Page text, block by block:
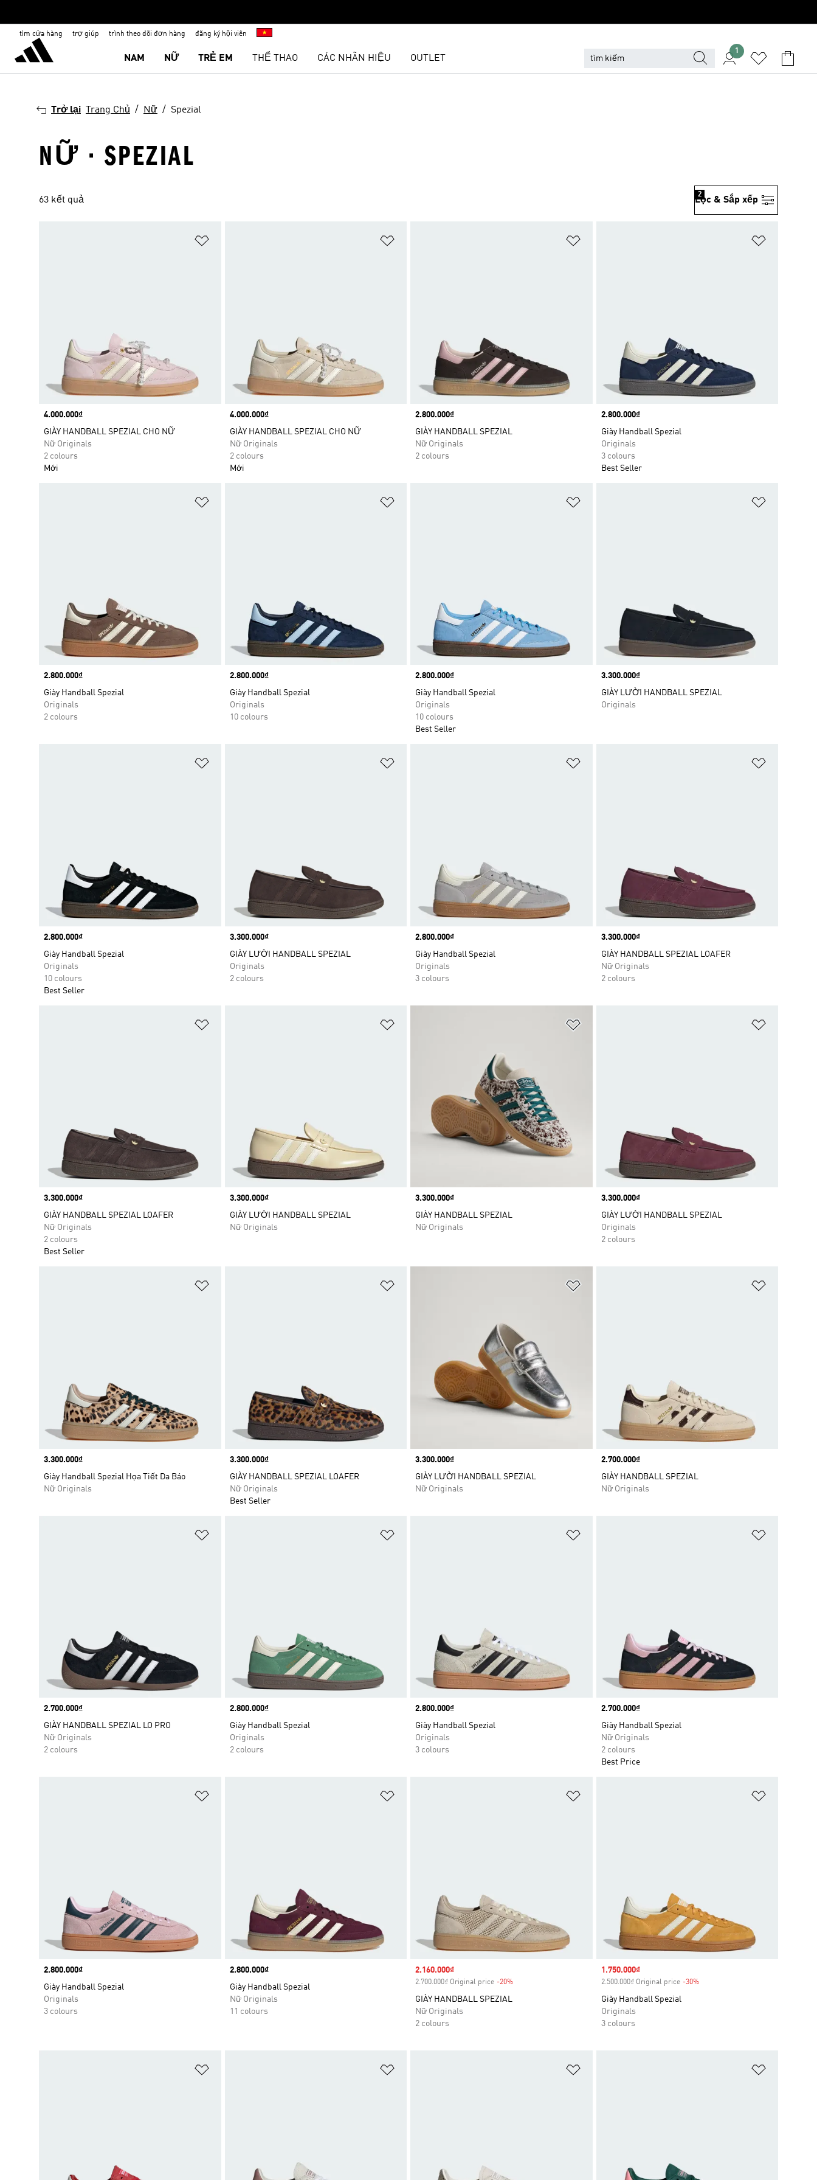
tìm cửa hàng trợ giúp trình theo dõi đơn hàng đăng ký hội viên
NAM NỮ TRẺ EM THỂ THAO CÁC NHÃN HIỆU OUTLET
1
Trở lại Trang Chủ Nữ Spezial
NỮ · SPEZIAL
63 kết quả Lọc & Sắp xếp
2
Price
4.000.000₫
GIÀY HANDBALL SPEZIAL CHO NỮ
Nữ Originals
2 colours
Mới
Price
4.000.000₫
GIÀY HANDBALL SPEZIAL CHO NỮ
Nữ Originals
2 colours
Mới
Price
2.800.000₫
GIÀY HANDBALL SPEZIAL
Nữ Originals
2 colours
Price
2.800.000₫
Giày Handball Spezial
Originals
3 colours
Best Seller
Price
2.800.000₫
Giày Handball Spezial
Originals
2 colours
Price
2.800.000₫
Giày Handball Spezial
Originals
10 colours
Price
2.800.000₫
Giày Handball Spezial
Originals
10 colours
Best Seller
Price
3.300.000₫
GIÀY LƯỜI HANDBALL SPEZIAL
Originals
Price
2.800.000₫
Giày Handball Spezial
Originals
10 colours
Best Seller
Price
3.300.000₫
GIÀY LƯỜI HANDBALL SPEZIAL
Originals
2 colours
Price
2.800.000₫
Giày Handball Spezial
Originals
3 colours
Price
3.300.000₫
GIÀY HANDBALL SPEZIAL LOAFER
Nữ Originals
2 colours
Price
3.300.000₫
GIÀY HANDBALL SPEZIAL LOAFER
Nữ Originals
2 colours
Best Seller
Price
3.300.000₫
GIÀY LƯỜI HANDBALL SPEZIAL
Nữ Originals
Price
3.300.000₫
GIÀY HANDBALL SPEZIAL
Nữ Originals
Price
3.300.000₫
GIÀY LƯỜI HANDBALL SPEZIAL
Originals
2 colours
Price
3.300.000₫
Giày Handball Spezial Họa Tiết Da Báo
Nữ Originals
Price
3.300.000₫
GIÀY HANDBALL SPEZIAL LOAFER
Nữ Originals
Best Seller
Price
3.300.000₫
GIÀY LƯỜI HANDBALL SPEZIAL
Nữ Originals
Price
2.700.000₫
GIÀY HANDBALL SPEZIAL
Nữ Originals
Price
2.700.000₫
GIÀY HANDBALL SPEZIAL LO PRO
Nữ Originals
2 colours
Price
2.800.000₫
Giày Handball Spezial
Originals
2 colours
Price
2.800.000₫
Giày Handball Spezial
Originals
3 colours
Price
2.700.000₫
Giày Handball Spezial
Nữ Originals
2 colours
Best Price
Price
2.800.000₫
Giày Handball Spezial
Originals
3 colours
Price
2.800.000₫
Giày Handball Spezial
Nữ Originals
11 colours
Sale price
2.160.000₫
2.700.000₫ Original price -20%
GIÀY HANDBALL SPEZIAL
Nữ Originals
2 colours
Sale price
1.750.000₫
2.500.000₫ Original price -30%Discount
Giày Handball Spezial
Originals
3 colours